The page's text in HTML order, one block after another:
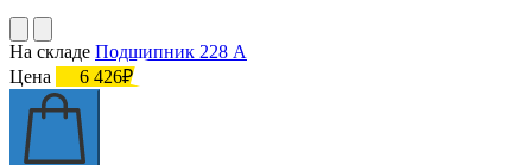
На складе Подшипник 228 А
Цена
6 426₽